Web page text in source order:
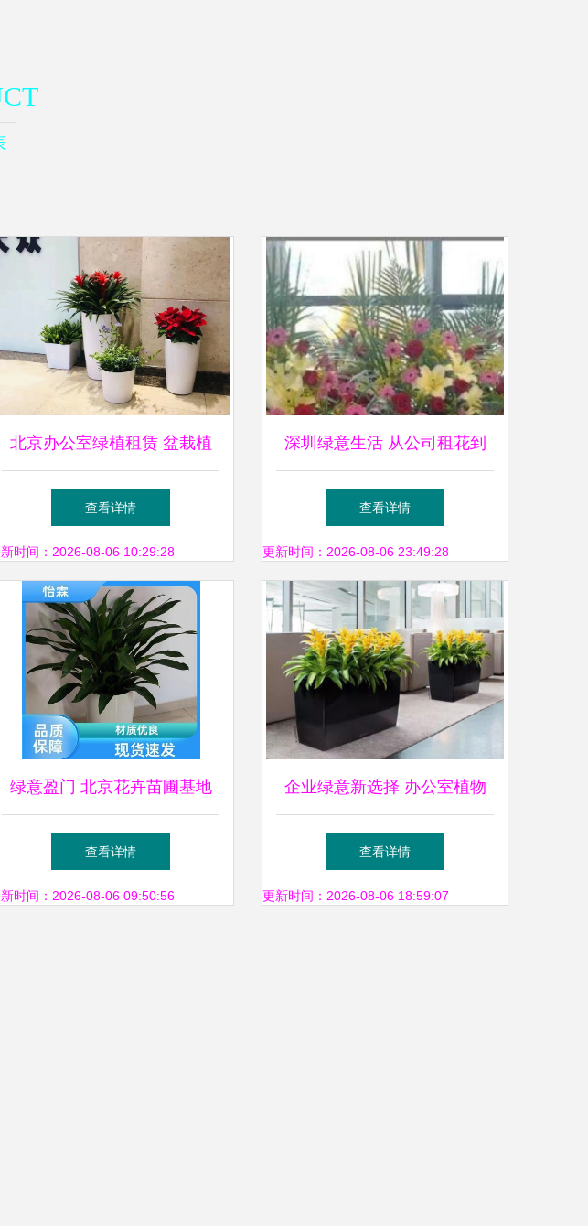
北京办公室绿植租赁 盆栽植
物出租与批发租摆全面指南
查看详情
时间：2026-08-06 10:29:28
深圳绿意生活 从公司租花到
室内租赁的全方位指南
查看详情
更新时间：2026-08-06 23:49:28
绿意盈门 北京花卉苗圃基地
批发与租借服务详解
查看详情
时间：2026-08-06 09:50:56
企业绿意新选择 办公室植物
租赁与绿植租摆一站式服务
查看详情
更新时间：2026-08-06 18:59:07